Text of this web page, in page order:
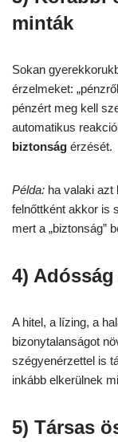
minták
Sokan
érzelmeket:
pénzért meg kell
automatikus
biztonság érzését.
Példa: ha valaki azt
felnőttként akkor is
mert a „biztonság”
4)
A hitel, a lízing, a
bizonytalanságot
szégyenérzettel is
inkább elkerülnek
5) Társas